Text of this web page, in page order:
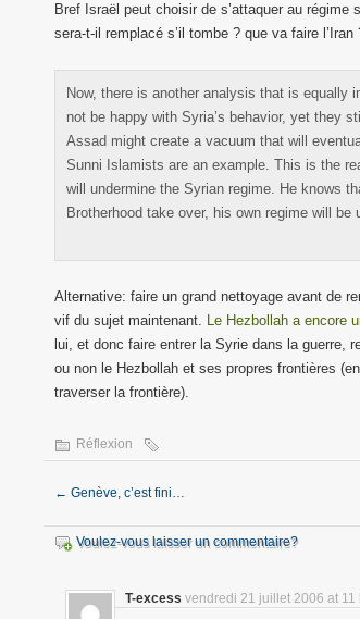
Bref Israël peut choisir de s’attaquer au régime
sera-t-il remplacé s’il tombe ? que va faire
Now, there is another analysis that is equally
not be happy with Syria’s behavior, yet they
Assad might create a vacuum that will
Sunni Islamists are an example. This is the
will undermine the Syrian regime. He knows
Brotherhood take over, his own regime will
Alternative: faire un grand nettoyage avant de
vif du sujet maintenant. Le Hezbollah a encore
lui, et donc faire entrer la Syrie dans la guerre,
ou non le Hezbollah et ses propres frontières
traverser la frontière).
Réflexion
← Genève, c’est fini…
Voulez-vous laisser un commentaire?
T-excess vendredi 21 juillet 2006 at 11